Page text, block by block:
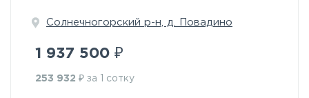
Солнечногорский р-н, д. Повадино
1 937 500 ₽
253 932 ₽ за 1 сотку